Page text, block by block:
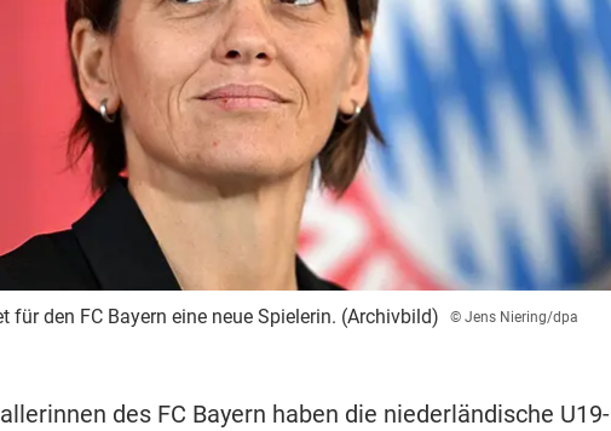
für den FC Bayern eine neue Spielerin. (Archivbild) © Jens Niering/dpa
des FC Bayern haben die niederländische U19-